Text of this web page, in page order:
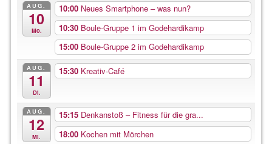
AUG.
10
Mo.
10:00 Neues Smartphone – was nun?
10:30 Boule-Gruppe 1 im Godehardikamp
15:00 Boule-Gruppe 2 im Godehardikamp
AUG.
11
Di.
15:30 Kreativ-Café
AUG.
12
Mi.
15:15 Denkanstoß – Fitness für die gra...
18:00 Kochen mit Mörchen